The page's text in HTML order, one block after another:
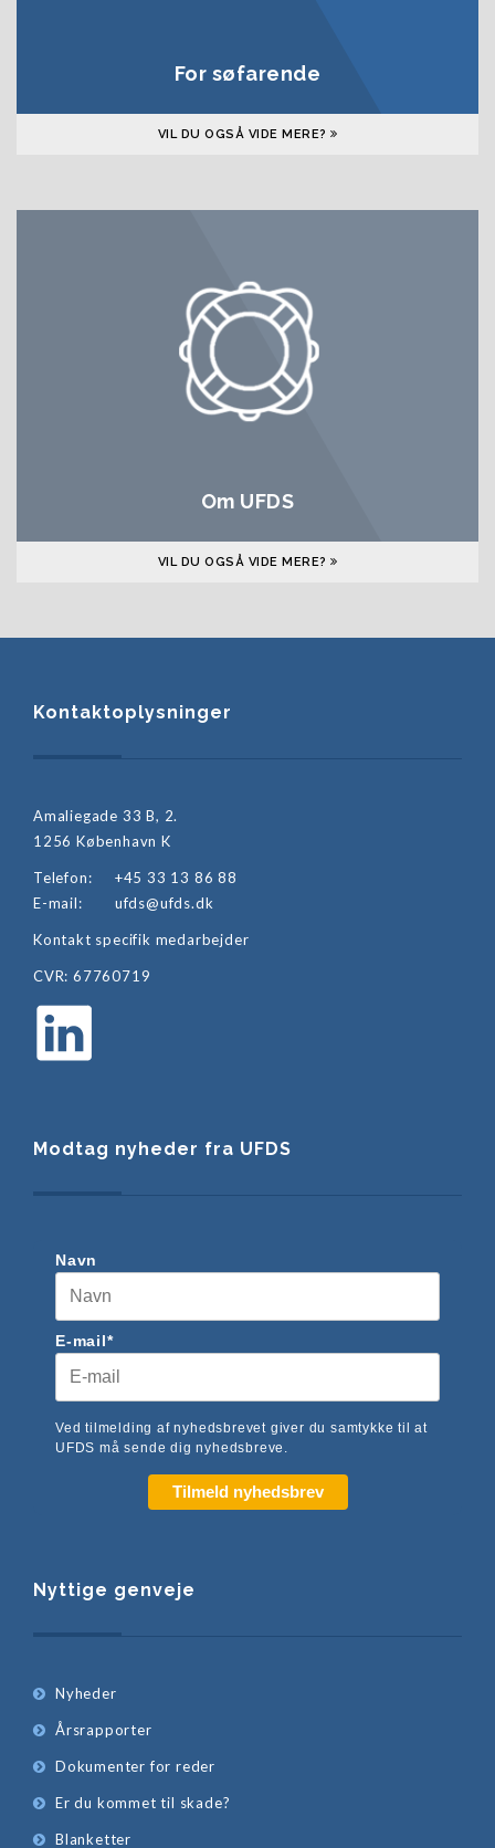
For søfarende
VIL DU OGSÅ VIDE MERE?
Om UFDS
VIL DU OGSÅ VIDE MERE?
Kontaktoplysninger
Amaliegade 33 B, 2.
1256 København K
Telefon:
+45 33 13 86 88
E-mail:
ufds@ufds.dk
Kontakt specifik medarbejder
CVR: 67760719
Modtag nyheder fra UFDS
Navn
E-mail*
Ved tilmelding af nyhedsbrevet giver du samtykke til at
UFDS må sende dig nyhedsbreve.
Tilmeld nyhedsbrev
Nyttige genveje
Nyheder
Årsrapporter
Dokumenter for reder
Er du kommet til skade?
Blanketter